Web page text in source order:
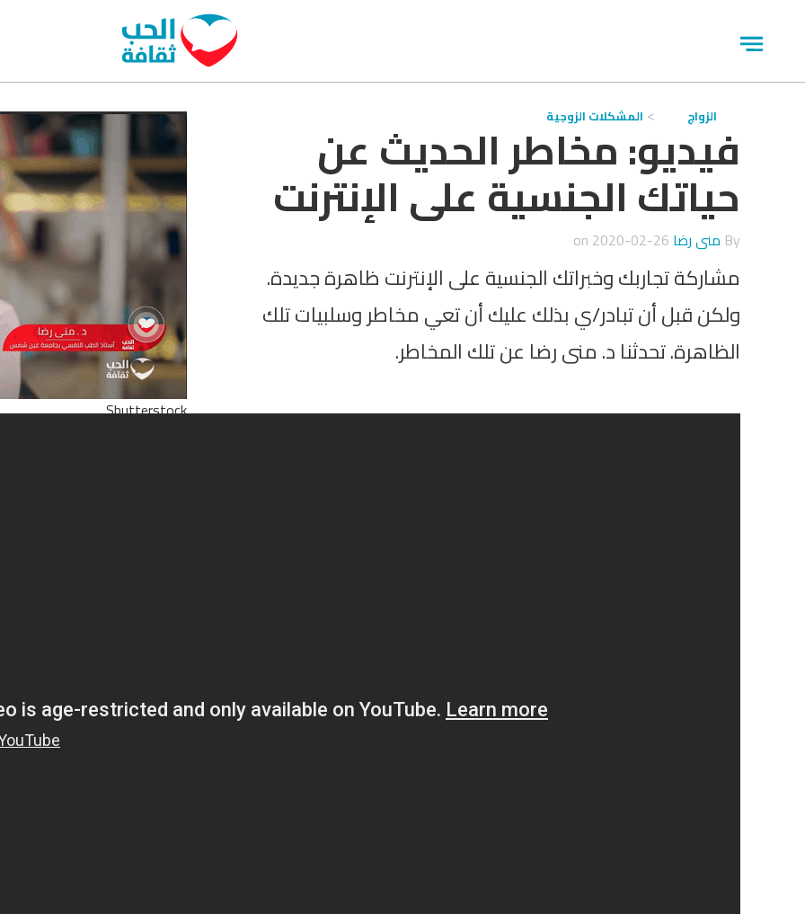
Open
menu
Shutterstock
الزواج المشكلات الزوجية
فيديو: مخاطر الحديث عن
حياتك الجنسية على الإنترنت
By منى رضا 2020-02-26
مشاركة تجاربك وخبراتك الجنسية على الإنترنت ظاهرة جديدة.
ولكن قبل أن تبادر/ي بذلك عليك أن تعي مخاطر وسلبيات تلك
الظاهرة. تحدثنا د. منى رضا عن تلك المخاطر.